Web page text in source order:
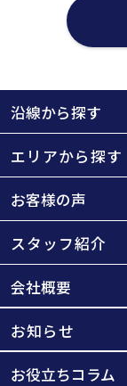
沿線から探す
エリアから探す
お客様の声
スタッフ紹介
会社概要
お知らせ
お役立ちコラム